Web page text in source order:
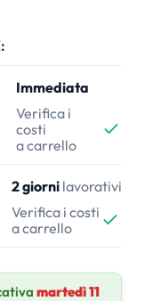
Immediata
Verifica i
costi
a carrello
2 giorni lavorativi
Verifica i costi
a carrello
martedì 11